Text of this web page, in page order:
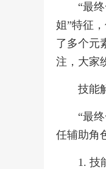
“最
姐”特征
了多个元
注，大家
技能
“最
任辅助角
1. 技